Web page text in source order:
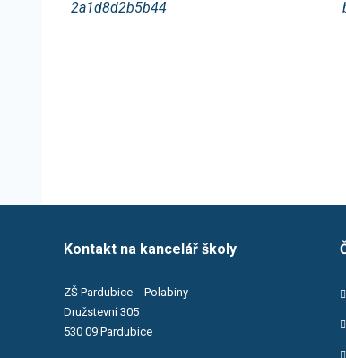
Kontakt na kancelář školy
ZŠ Pardubice - Polabiny
Družstevní 305
530 09 Pardubice